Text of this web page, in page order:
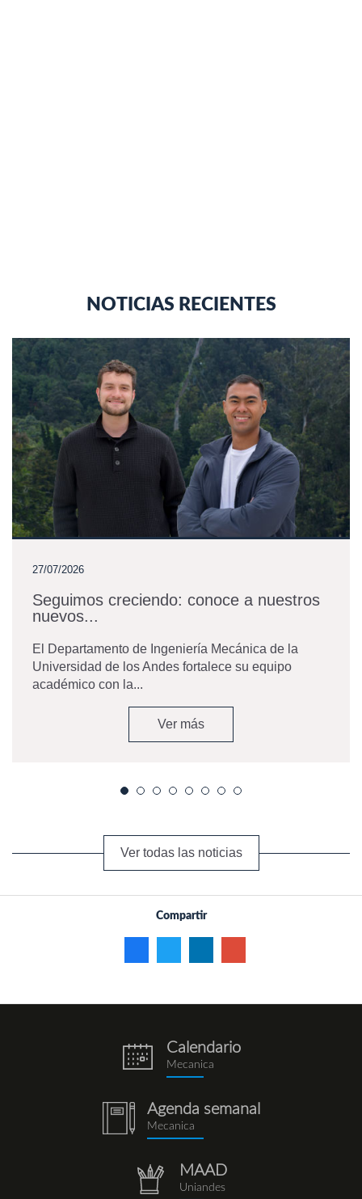
NOTICIAS RECIENTES
27/07/2026
Seguimos creciendo: conoce a nuestros
nuevos...
El Departamento de Ingeniería Mecánica de la
Universidad de los Andes fortalece su equipo
académico con la...
Ver más
Ver todas las noticias
Compartir
eventos.png
Calendario
Mecanica
notebook
(1).png
Agenda semanal
Mecanica
repositorio.png
MAAD
Uniandes